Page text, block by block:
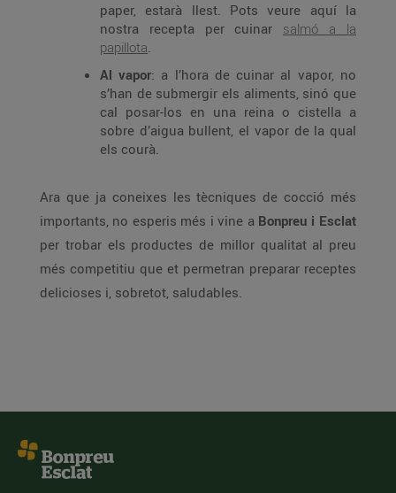
paper, estarà llest. Pots veure aquí la
nostra recepta per cuinar salmó a la
papillota.
Al vapor: a l’hora de cuinar al vapor, no
s’han de submergir els aliments, sinó que
cal posar-los en una reina o cistella a
sobre d’aigua bullent, el vapor de la qual
els courà.
Ara que ja coneixes les tècniques de cocció més
importants, no esperis més i vine a Bonpreu i Esclat
per trobar els productes de millor qualitat al preu
més competitiu que et permetran preparar receptes
delicioses i, sobretot, saludables.